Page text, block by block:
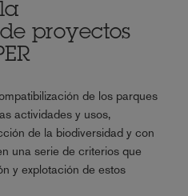
proyectos
de los parques
actividades y usos,
de la biodiversidad y con
una serie de criterios que
y explotación de estos